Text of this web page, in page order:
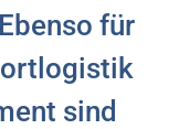
für
sind